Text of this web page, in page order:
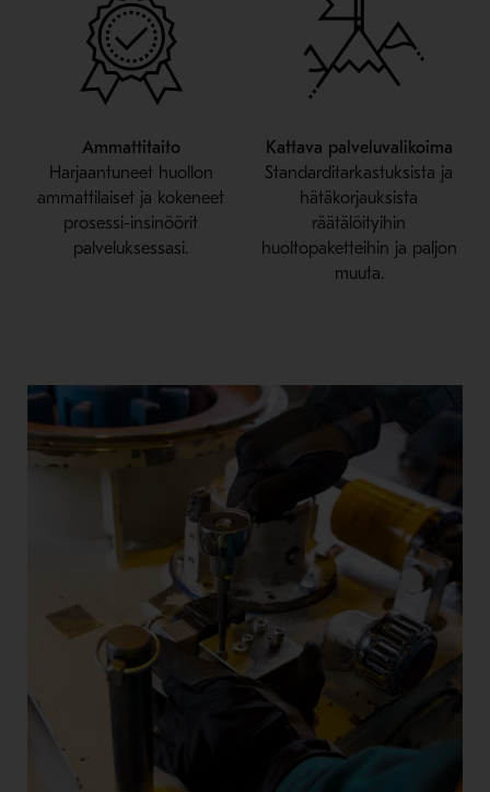
Ammattitaito
Harjaantuneet huollon
ammattilaiset ja kokeneet
prosessi-insinöörit
palveluksessasi.
Kattava palveluvalikoima
Standarditarkastuksista ja
hätäkorjauksista
räätälöityihin
huoltopaketteihin ja paljon
muuta.